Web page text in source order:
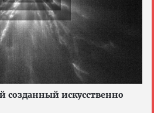
созданный искусственно